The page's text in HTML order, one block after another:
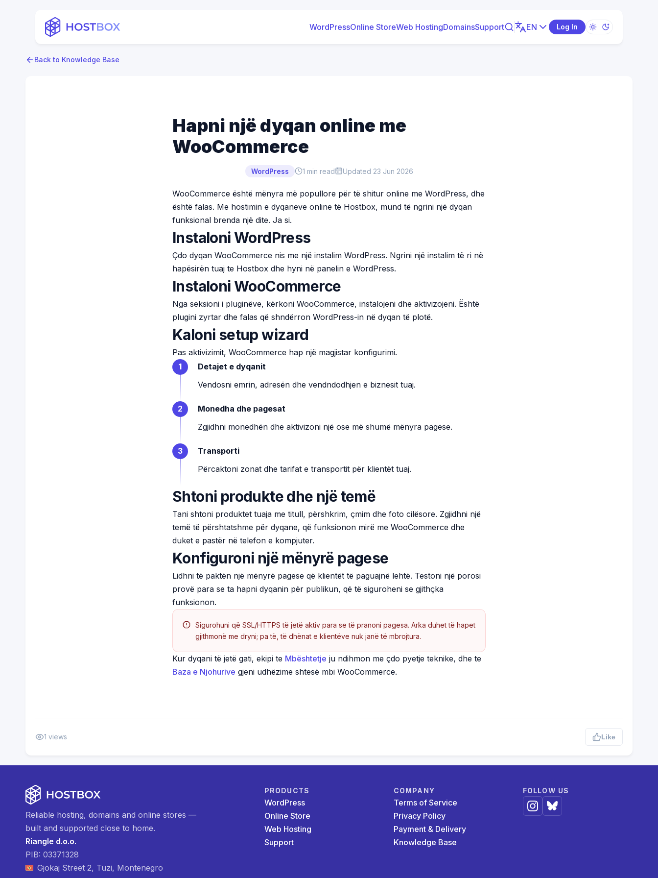
WordPressOnline StoreWeb HostingDomainsSupport EN Log In
Back to Knowledge Base
Hapni një dyqan online me
WooCommerce
WordPress 1 min read Updated 23 Jun 2026
WooCommerce është mënyra më popullore për të shitur online me WordPress, dhe
është falas. Me hostimin e dyqaneve online të Hostbox, mund të ngrini një dyqan
funksional brenda një dite. Ja si.
Instaloni WordPress
Çdo dyqan WooCommerce nis me një instalim WordPress. Ngrini një instalim të ri në
hapësirën tuaj te Hostbox dhe hyni në panelin e WordPress.
Instaloni WooCommerce
Nga seksioni i pluginëve, kërkoni WooCommerce, instalojeni dhe aktivizojeni. Është
plugini zyrtar dhe falas që shndërron WordPress-in në dyqan të plotë.
Kaloni setup wizard
Pas aktivizimit, WooCommerce hap një magjistar konfigurimi.
1
Detajet e dyqanit
Vendosni emrin, adresën dhe vendndodhjen e biznesit tuaj.
2
Monedha dhe pagesat
Zgjidhni monedhën dhe aktivizoni një ose më shumë mënyra pagese.
3
Transporti
Përcaktoni zonat dhe tarifat e transportit për klientët tuaj.
Shtoni produkte dhe një temë
Tani shtoni produktet tuaja me titull, përshkrim, çmim dhe foto cilësore. Zgjidhni një
temë të përshtatshme për dyqane, që funksionon mirë me WooCommerce dhe
duket e pastër në telefon e kompjuter.
Konfiguroni një mënyrë pagese
Lidhni të paktën një mënyrë pagese që klientët të paguajnë lehtë. Testoni një porosi
provë para se ta hapni dyqanin për publikun, që të siguroheni se gjithçka
funksionon.
Sigurohuni që SSL/HTTPS të jetë aktiv para se të pranoni pagesa. Arka duhet të hapet
gjithmonë me dryni; pa të, të dhënat e klientëve nuk janë të mbrojtura.
Kur dyqani të jetë gati, ekipi te Mbështetje ju ndihmon me çdo pyetje teknike, dhe te
Baza e Njohurive gjeni udhëzime shtesë mbi WooCommerce.
1 views Like
Reliable hosting, domains and online stores —
built and supported close to home.
Riangle d.o.o.
PIB: 03371328
Gjokaj Street 2, Tuzi, Montenegro
PRODUCTS
WordPress
Online Store
Web Hosting
Support
COMPANY
Terms of Service
Privacy Policy
Payment & Delivery
Knowledge Base
FOLLOW US